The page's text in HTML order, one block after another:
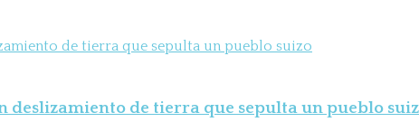
deslizamiento de tierra que sepulta un pueblo